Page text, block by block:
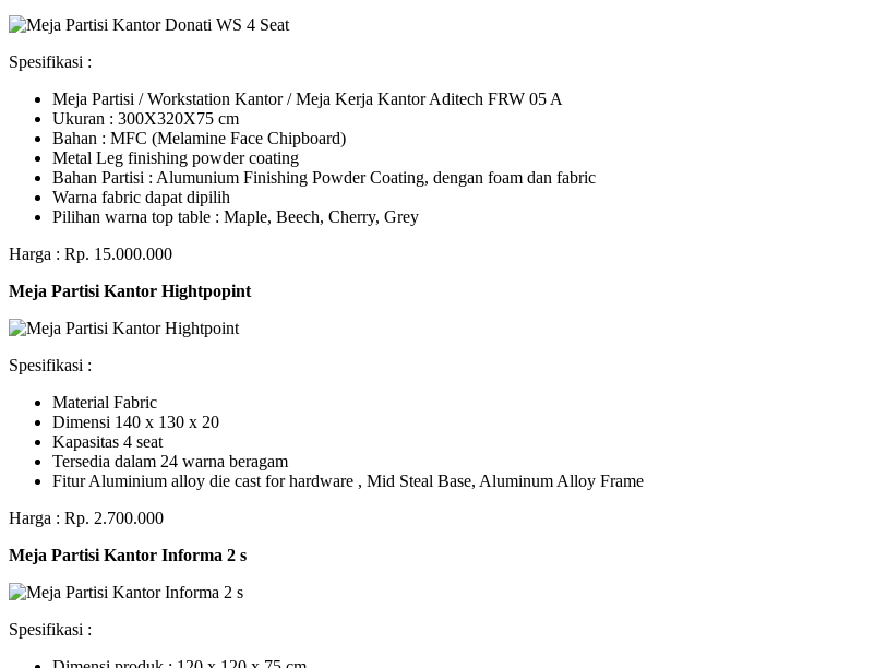
Spesifikasi :
Meja Partisi / Workstation Kantor / Meja Kerja Kantor Aditech FRW 05 A
Ukuran : 300X320X75 cm
Bahan : MFC (Melamine Face Chipboard)
Metal Leg finishing powder coating
Bahan Partisi : Alumunium Finishing Powder Coating, dengan foam dan fabric
Warna fabric dapat dipilih
Pilihan warna top table : Maple, Beech, Cherry, Grey
Harga : Rp. 15.000.000
Meja Partisi Kantor Hightpopint
Spesifikasi :
Material Fabric
Dimensi 140 x 130 x 20
Kapasitas 4 seat
Tersedia dalam 24 warna beragam
Fitur Aluminium alloy die cast for hardware , Mid Steal Base, Aluminum Alloy Frame
Harga : Rp. 2.700.000
Meja Partisi Kantor Informa 2 s
Spesifikasi :